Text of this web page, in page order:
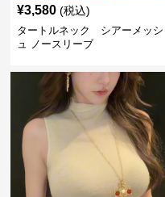
¥3,580 (税込)
タートルネック シアーメッシ
ュ ノースリーブ